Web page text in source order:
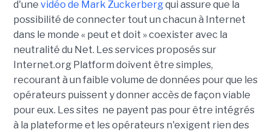
d'une vidéo de Mark Zuckerbergqui assure que la
possibilité de connecter tout un chacun à Internet
dans le monde « peut et doit » coexister avec la
neutralité du Net. Les services proposés sur
Internet.org Platform doivent être simples,
recourant à un faible volume de données pour que les
opérateurs puissent y donner accès de façon viable
pour eux. Les sites ne payent pas pour être intégrés
à la plateforme et les opérateurs n'exigent rien des